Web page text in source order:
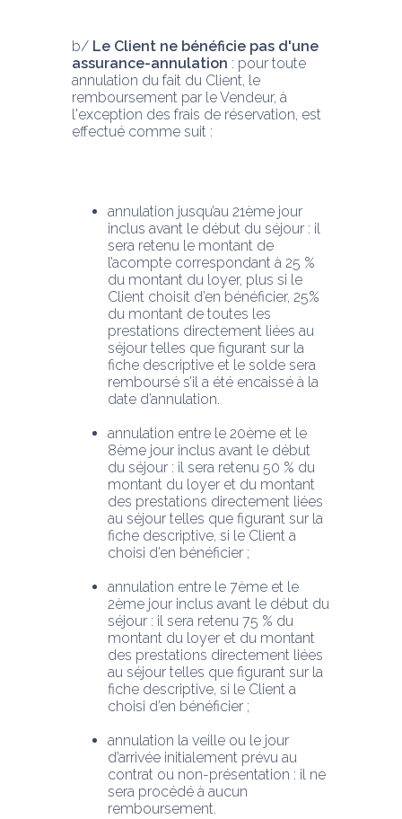
b/ Le Client ne bénéficie pas d'une
assurance-annulation : pour toute
annulation du fait du Client, le
remboursement par le Vendeur, à
l'exception des frais de réservation, est
effectué comme suit :
annulation jusqu’au 21ème jour
inclus avant le début du séjour : il
sera retenu le montant de
l’acompte correspondant à 25 %
du montant du loyer, plus si le
Client choisit d’en bénéficier, 25%
du montant de toutes les
prestations directement liées au
séjour telles que figurant sur la
fiche descriptive et le solde sera
remboursé s’il a été encaissé à la
date d’annulation.
annulation entre le 20ème et le
8ème jour inclus avant le début
du séjour : il sera retenu 50 % du
montant du loyer et du montant
des prestations directement liées
au séjour telles que figurant sur la
fiche descriptive, si le Client a
choisi d’en bénéficier ;
annulation entre le 7ème et le
2ème jour inclus avant le début du
séjour : il sera retenu 75 % du
montant du loyer et du montant
des prestations directement liées
au séjour telles que figurant sur la
fiche descriptive, si le Client a
choisi d’en bénéficier ;
annulation la veille ou le jour
d’arrivée initialement prévu au
contrat ou non-présentation : il ne
sera procédé à aucun
remboursement.